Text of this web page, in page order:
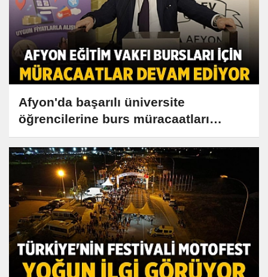
Afyon'da başarılı üniversite
öğrencilerine burs müracaatları
başladı